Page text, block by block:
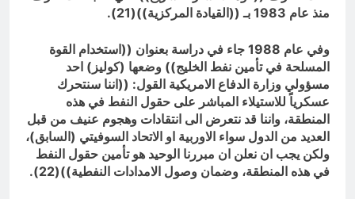
منذ عام 1983 بـ ((القيادة المركزية))(21).
وفي عام 1988 جاء في دراسة بعنوان ((استخدام القوة
المسلحة في تأمين نفط الخليج)) وضعها (كوليز) احد
مسؤولي وزارة الدفاع الامريكية القول: ((اننا سنتحرك
عسكرياً للاستيلاء المباشر على حقول النفط في هذه
المنطقة، واننا قد نتعرض الى انتقادات وهجوم عنيف من قبل
العديد من الدول سواء الاوربية او الاتحاد السوفيتي (السابق)،
ولكن يجب ان نعلن ان مبررنا الوحيد هو تأمين حقول النفط
في هذه المنطقة، وضمان وصول الامدادات النفطية))(22).